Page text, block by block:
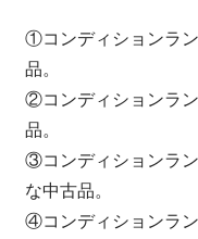
①コンディションラ
品。
②コンディションラ
品。
③コンディションラ
な中古品。
④コンディションラ